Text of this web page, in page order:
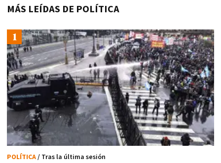
MÁS LEÍDAS DE POLÍTICA
POLÍTICA/ Tras la última sesión